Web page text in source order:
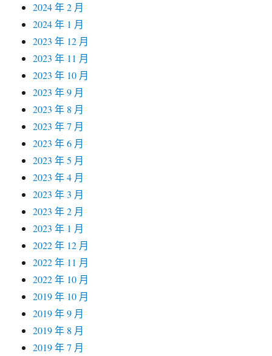
2024 年 2 月
2024 年 1 月
2023 年 12 月
2023 年 11 月
2023 年 10 月
2023 年 9 月
2023 年 8 月
2023 年 7 月
2023 年 6 月
2023 年 5 月
2023 年 4 月
2023 年 3 月
2023 年 2 月
2023 年 1 月
2022 年 12 月
2022 年 11 月
2022 年 10 月
2019 年 10 月
2019 年 9 月
2019 年 8 月
2019 年 7 月